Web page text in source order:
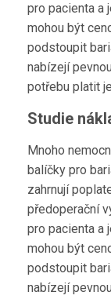
pro pacienta a
mohou být
podstoupit
nabízejí
potřebu platit
Studie
Mnoho
balíčky pro
zahrnují
předoperační
pro pacienta a
mohou být
podstoupit
nabízejí